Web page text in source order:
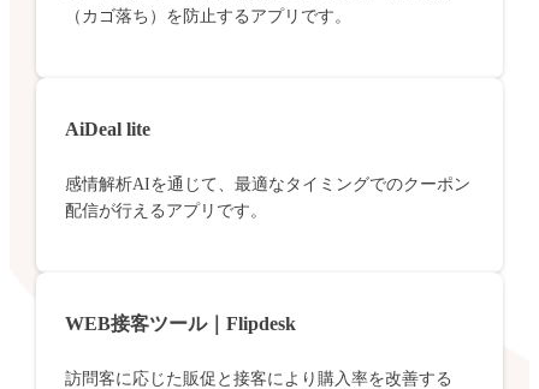
（カゴ落ち）を防止するアプリです。
AiDeal lite
感情解析AIを通じて、最適なタイミングでのクーポン
配信が行えるアプリです。
WEB接客ツール｜Flipdesk
訪問客に応じた販促と接客により購入率を改善する